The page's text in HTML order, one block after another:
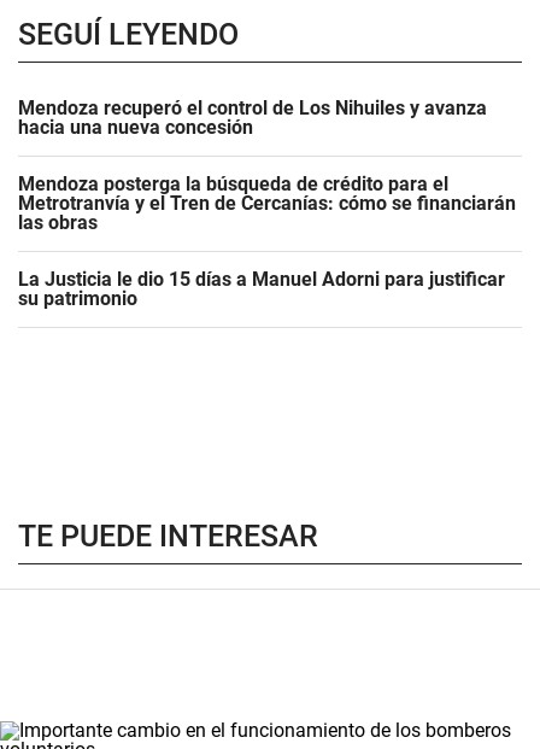
SEGUÍ LEYENDO
Mendoza recuperó el control de Los Nihuiles y avanza
hacia una nueva concesión
Mendoza posterga la búsqueda de crédito para el
Metrotranvía y el Tren de Cercanías: cómo se financiarán
las obras
La Justicia le dio 15 días a Manuel Adorni para justificar
su patrimonio
TE PUEDE INTERESAR